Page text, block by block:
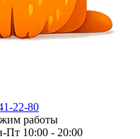
22-80
работы
Пт 10:00 - 20:00